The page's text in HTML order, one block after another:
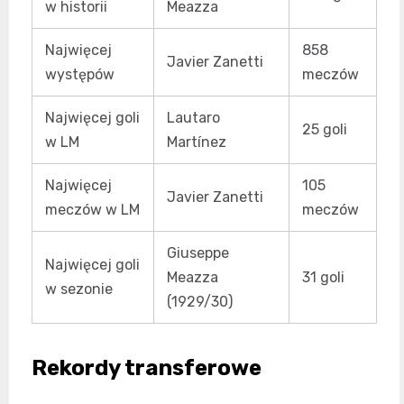
w historii Meazza
Najwięcej
występów
Javier Zanetti
858
meczów
Najwięcej goli
w LM
Lautaro
Martínez
25 goli
Najwięcej
meczów w LM
Javier Zanetti
105
meczów
Najwięcej goli
w sezonie
Giuseppe
Meazza
(1929/30)
31 goli
Rekordy transferowe